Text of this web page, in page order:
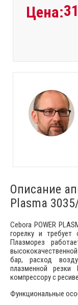
Цена:
Описание
Plasma
Cebora POWER
горелку и
Плазморез
бар, расход
плазменной
компрессору с
Функциональные